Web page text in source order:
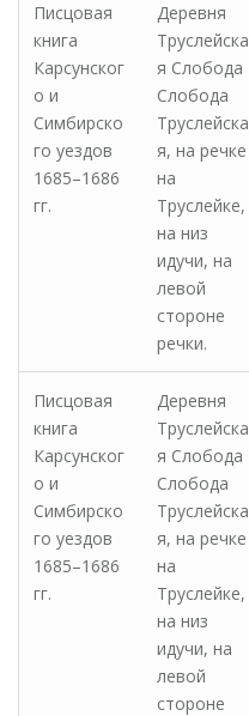
Писцовая
книга
Карсунског
о и
Симбирско
го уездов
1685–1686
гг.
Деревня
Труслейска
я Слобода
Слобода
Труслейска
я, на речке
на
Труслейке,
на низ
идучи, на
левой
стороне
речки.
Писцовая
книга
Карсунског
о и
Симбирско
го уездов
1685–1686
гг.
Деревня
Труслейска
я Слобода
Слобода
Труслейска
я, на речке
на
Труслейке,
на низ
идучи, на
левой
стороне